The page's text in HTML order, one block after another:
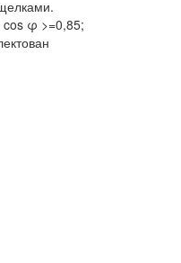
cos φ >=0,85;